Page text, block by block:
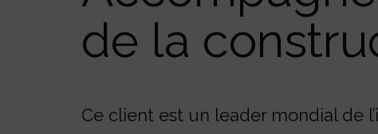
de la
Ce client est un leader mondial de